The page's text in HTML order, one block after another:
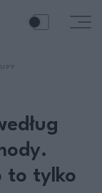
to tylko